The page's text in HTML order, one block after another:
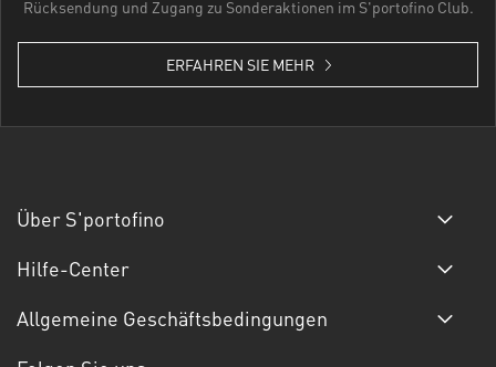
Rücksendung und Zugang zu Sonderaktionen im S'portofino Club.
ERFAHREN SIE MEHR
Über S'portofino
Hilfe-Center
Allgemeine Geschäftsbedingungen